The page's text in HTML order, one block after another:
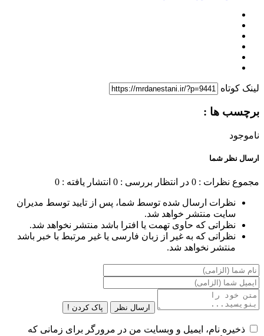
لینک کوتاه
برچسب ها :
ناموجود
ارسال نظر شما
مجموع نظرات : 0 در انتظار بررسی : 0 انتشار یافته : 0
نظرات ارسال شده توسط شما، پس از تایید توسط مدیران
سایت منتشر خواهد شد.
نظراتی که حاوی تهمت یا افترا باشد منتشر نخواهد شد.
نظراتی که به غیر از زبان فارسی یا غیر مرتبط با خبر باشد
منتشر نخواهد شد.
ارسال نظر پاک کردن !
ذخیره نام، ایمیل و وبسایت من در مرورگر برای زمانی که